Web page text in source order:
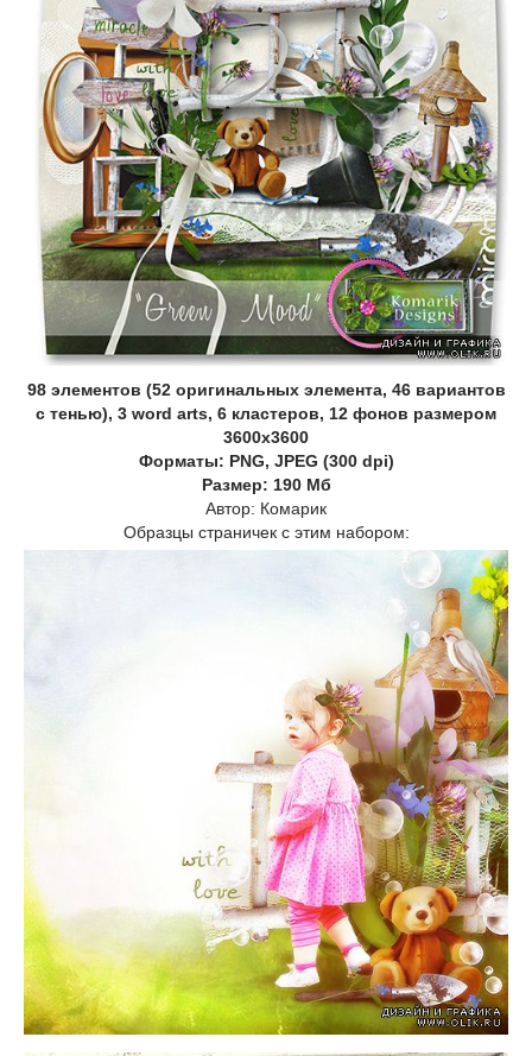
98 элементов (52 оригинальных элемента, 46 вариантов
с тенью), 3 word arts, 6 кластеров, 12 фонов размером
3600х3600
Форматы: PNG, JPEG (300 dpi)
Размер: 190 Мб
Автор: Комарик
Образцы страничек с этим набором: